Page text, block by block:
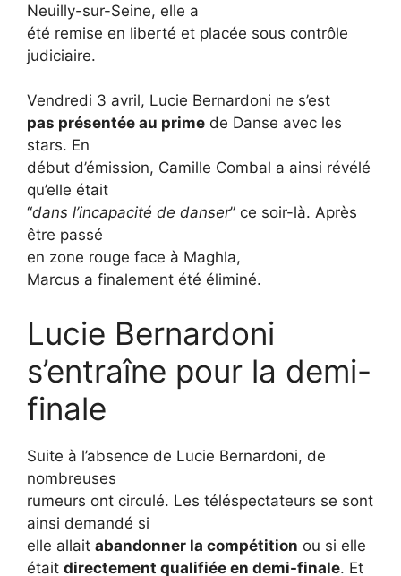
Neuilly-sur-Seine, elle a
été remise en liberté et placée sous contrôle
judiciaire.
Vendredi 3 avril, Lucie Bernardoni ne s’est
pas présentée au prime de Danse avec les
stars. En
début d’émission, Camille Combal a ainsi révélé
qu’elle était
“dans l’incapacité de danser” ce soir-là. Après
être passé
en zone rouge face à Maghla,
Marcus a finalement été éliminé.
Lucie Bernardoni
s’entraîne pour la demi-
finale
Suite à l’absence de Lucie Bernardoni, de
nombreuses
rumeurs ont circulé. Les téléspectateurs se sont
ainsi demandé si
elle allait abandonner la compétition ou si elle
était directement qualifiée en demi-finale. Et